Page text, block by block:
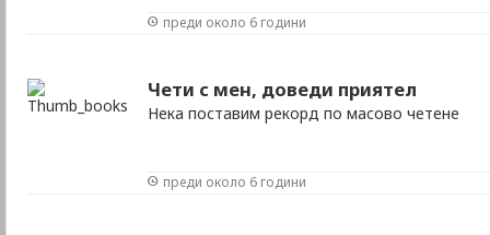
преди около 6 години
Чети с мен, доведи приятел
Нека поставим рекорд по масово четене
преди около 6 години